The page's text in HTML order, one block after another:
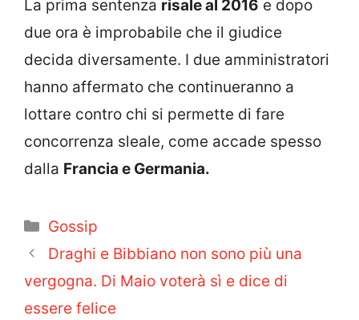
La prima sentenza risale al 2016 e dopo
due ora è improbabile che il giudice
decida diversamente. I due amministratori
hanno affermato che continueranno a
lottare contro chi si permette di fare
concorrenza sleale, come accade spesso
dalla Francia e Germania.
Categorie
Gossip
Draghi e Bibbiano non sono più una
vergogna. Di Maio voterà sì e dice di
essere felice